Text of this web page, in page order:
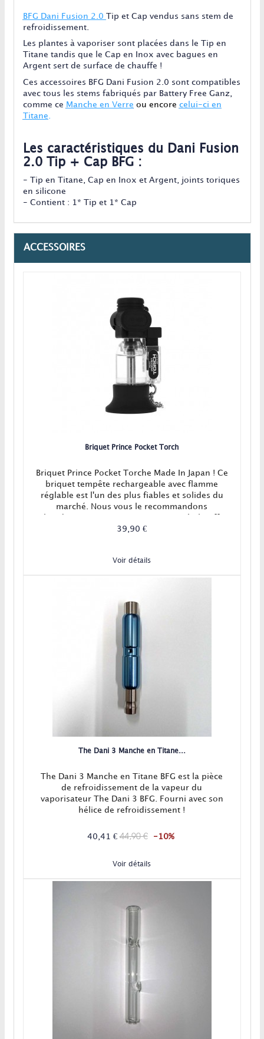
BFG Dani Fusion 2.0 Tip et Cap vendus sans stem de
refroidissement.
Les plantes à vaporiser sont placées dans le Tip en
Titane tandis que le Cap en Inox avec bagues en
Argent sert de surface de chauffe !
Ces accessoires BFG Dani Fusion 2.0 sont compatibles
avec tous les stems fabriqués par Battery Free Ganz,
comme ce Manche en Verre ou encore celui-ci en
Titane
Les caractéristiques du Dani Fusion
2.0 Tip + Cap BFG :
- Tip en Titane, Cap en Inox et Argent, joints toriques
en silicone
- Contient : 1* Tip et 1* Cap
ACCESSOIRES
Briquet Prince Pocket Torch
Briquet Prince Pocket Torche Made In Japan ! Ce
briquet tempête rechargeable avec flamme
réglable est l'un des plus fiables et solides du
marché. Nous vous le recommandons
manuelle comme les Dynavap et Vaponic par
39,90 €
Voir détails
The Dani 3 Manche en Titane...
The Dani 3 Manche en Titane BFG est la pièce
de refroidissement de la vapeur du
vaporisateur The Dani 3 BFG. Fourni avec son
hélice de refroidissement !
40,41 €44,90 € -10%
Voir détails